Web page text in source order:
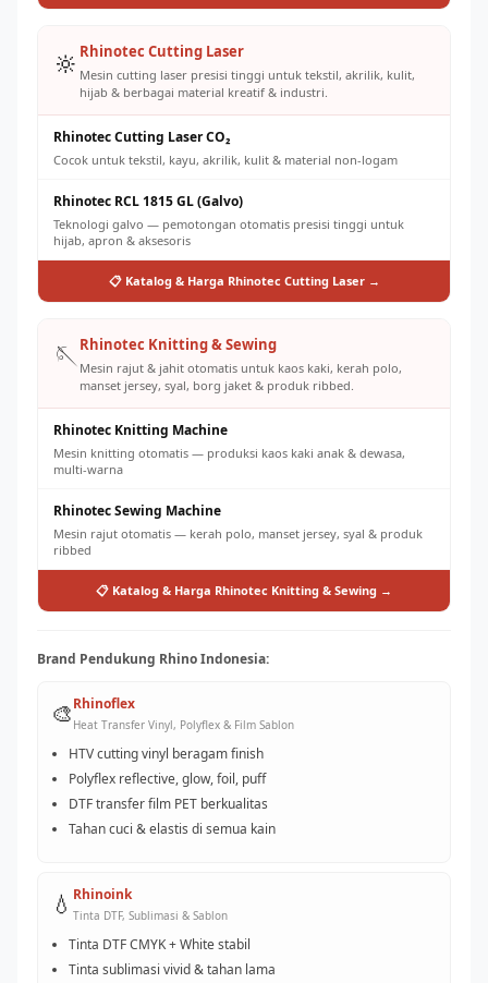
🔆 Rhinotec Cutting Laser
Mesin cutting laser presisi tinggi untuk tekstil, akrilik, kulit,
hijab & berbagai material kreatif & industri.
Rhinotec Cutting Laser CO₂
Cocok untuk tekstil, kayu, akrilik, kulit & material non-logam
Rhinotec RCL 1815 GL (Galvo)
Teknologi galvo — pemotongan otomatis presisi tinggi untuk
hijab, apron & aksesoris
📋 Katalog & Harga Rhinotec Cutting Laser →
🪡Rhinotec Knitting & Sewing
Mesin rajut & jahit otomatis untuk kaos kaki, kerah polo,
manset jersey, syal, borg jaket & produk ribbed.
Rhinotec Knitting Machine
Mesin knitting otomatis — produksi kaos kaki anak & dewasa,
multi-warna
Rhinotec Sewing Machine
Mesin rajut otomatis — kerah polo, manset jersey, syal & produk
ribbed
📋 Katalog & Harga Rhinotec Knitting & Sewing →
Brand Pendukung Rhino Indonesia:
🎨Rhinoflex
Heat Transfer Vinyl, Polyflex & Film Sablon
HTV cutting vinyl beragam finish
Polyflex reflective, glow, foil, puff
DTF transfer film PET berkualitas
Tahan cuci & elastis di semua kain
💧 Rhinoink
Tinta DTF, Sublimasi & Sablon
Tinta DTF CMYK + White stabil
Tinta sublimasi vivid & tahan lama